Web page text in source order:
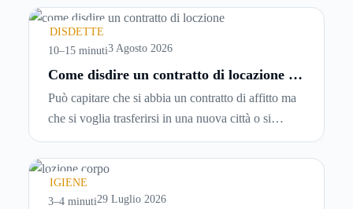
leggerle davvero. Tutto avviene in pochi minuti,
spesso senza che ci si fermi a capire dove si sta
entrando.
DISDETTE
10–15 minuti3 Agosto 2026
Come disdire un contratto di locazione in
modo corretto ed efficace
Può capitare che si abbia un contratto di affitto ma
che si voglia trasferirsi in una nuova città o si
abbiano problemi a pagare il canone, per cui si
comincia a cercare un’altra abitazione: è legittimo
chiedersi se è possibile
locazioneprima che scada. In questa guida
IGIENE
3–4 minuti29 Luglio 2026